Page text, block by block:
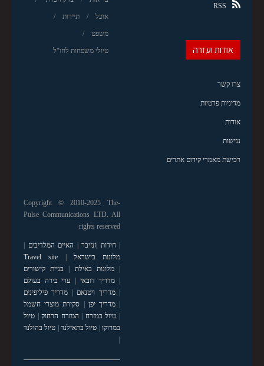
אוכל תיירות
משפט
טיולי משפחות לחו"ל
RSS
אודות ועזרה
צרו קשר
מדיניות פרטיות
אודות
נגישות
רכישת מאמרי קידום אתרים
Copyright © 2010-2025 The-
Pulse Communications LTD. All
rights reserved
|חידות זנזיבר האיים המלדיבים
מלונות בישראל
Travel site
|מלונות באילת
בניית קישורים
מדריך דובאי
ערי בירה בעולם
|מדריך ויטנאם
מדריך פיליפינים
|מדריך יפן
סקירת מוצרי חשמל
טיול במזרח המזרח הרחוק| טיול
במרוקו| טיול בתאילנד| טיול בהולנד